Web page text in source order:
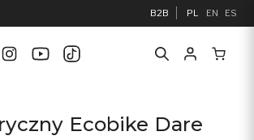
B2B PL EN ES
Ecobike Dare